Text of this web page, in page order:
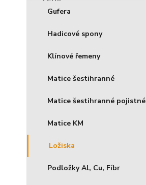
Gufera
Hadicové spony
Klínové řemeny
Matice šestihranné
Matice šestihranné pojistné
Matice KM
Ložiska
Podložky Al, Cu, Fíbr